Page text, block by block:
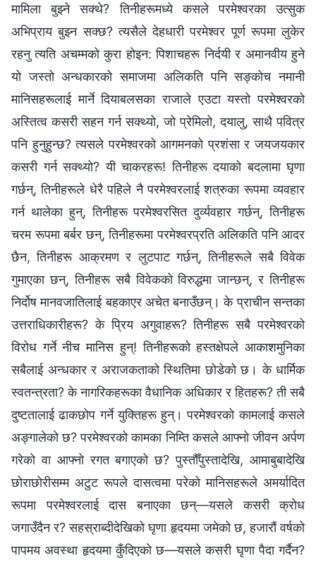
मामिला बुझ्ने सक्थे? तिनीहरूमध्ये कसले परमेश्‍वरका उत्सुक
अभिप्राय बुझ्न सक्छ? त्यसैले देहधारी परमेश्‍वर पूर्ण रूपमा लुकेर
रहनु त्यति अचम्मको कुरा होइन: पिशाचहरू निर्दयी र अमानवीय हुने
यो जस्तो अन्धकारको समाजमा अलिकति पनि सङ्कोच नमानी
मानिसहरूलाई मार्ने दियाबलसका राजाले एउटा यस्तो परमेश्‍वरको
अस्तित्व कसरी सहन गर्न सक्थ्यो, जो प्रेमिलो, दयालु, साथै पवित्र
पनि हुनुहुन्छ? त्यसले परमेश्‍वरको आगमनको प्रशंसा र जयजयकार
कसरी गर्न सक्थ्यो? यी चाकरहरू! तिनीहरू दयाको बदलामा घृणा
गर्छन्, तिनीहरूले धेरै पहिले नै परमेश्‍वरलाई शत्रुका रूपमा व्यवहार
गर्न थालेका हुन्, तिनीहरू परमेश्‍वरसित दुर्व्यवहार गर्छन्, तिनीहरू
चरम रूपमा बर्बर छन्, तिनीहरूमा परमेश्‍वरप्रति अलिकति पनि आदर
छैन, तिनीहरू आक्रमण र लुटपाट गर्छन्, तिनीहरूले सबै विवेक
गुमाएका छन्, तिनीहरू सबै विवेकको विरुद्धमा जान्छन्, र तिनीहरू
निर्दोष मानवजातिलाई बहकाएर अचेत बनाउँछन्। के प्राचीन सन्तका
उत्तराधिकारीहरू? के प्रिय अगुवाहरू? तिनीहरू सबै परमेश्‍वरको
विरोध गर्ने नीच मानिस हुन्! तिनीहरूको हस्तक्षेपले आकाशमुनिका
सबैलाई अन्धकार र अराजकताको स्थितिमा छोडेको छ। के धार्मिक
स्वतन्त्रता? के नागरिकहरूका वैधानिक अधिकार र हितहरू? ती सबै
दुष्टतालाई ढाकछोप गर्ने युक्तिहरू हुन्। परमेश्‍वरको कामलाई कसले
अङ्गालेको छ? परमेश्‍वरको कामका निम्ति कसले आफ्नो जीवन अर्पण
गरेको वा आफ्नो रगत बगाएको छ? पुस्तौँपुस्तादेखि, आमाबुबादेखि
छोराछोरीसम्‍म अटुट रूपले दासत्वमा परेको मानिसहरूले अमर्यादित
रूपमा परमेश्‍वरलाई दास बनाएका छन्—यसले कसरी क्रोध
जगाउँदैन र? सहस्राब्दीदेखिको घृणा हृदयमा जमेको छ, हजारौं वर्षको
पापमय अवस्था हृदयमा कुँदिएको छ—यसले कसरी घृणा पैदा गर्दैन?